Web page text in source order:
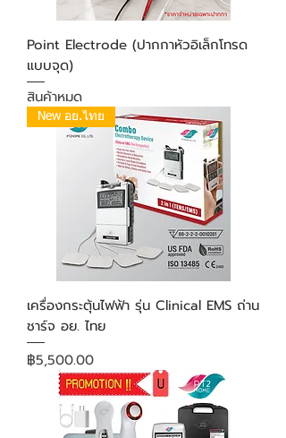
Point Electrode (ปากกาหัวอิเล็กโทรด
แบบจุด)
สินค้าหมด
New อย.ไทย
เครื่องกระตุ้นไฟฟ้า รุ่น Clinical EMS ถ่าน
ชาร์จ อย. ไทย
ราคา
฿5,500.00